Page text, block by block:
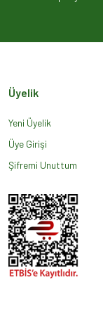
Ürün
Üyelik
Yeni Üyelik
Üye Girişi
Şifremi Unuttum